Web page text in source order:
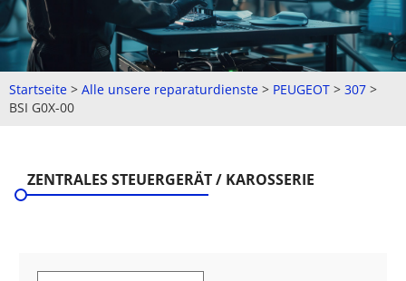
Startseite > Alle unsere reparaturdienste > PEUGEOT > 307 >
BSI G0X-00
ZENTRALES STEUERGERÄT / KAROSSERIE